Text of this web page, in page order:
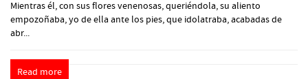
Mientras él, con sus flores venenosas, queriéndola, su aliento
empozoñaba, yo de ella ante los pies, que idolatraba, acabadas de
abr...
Read more